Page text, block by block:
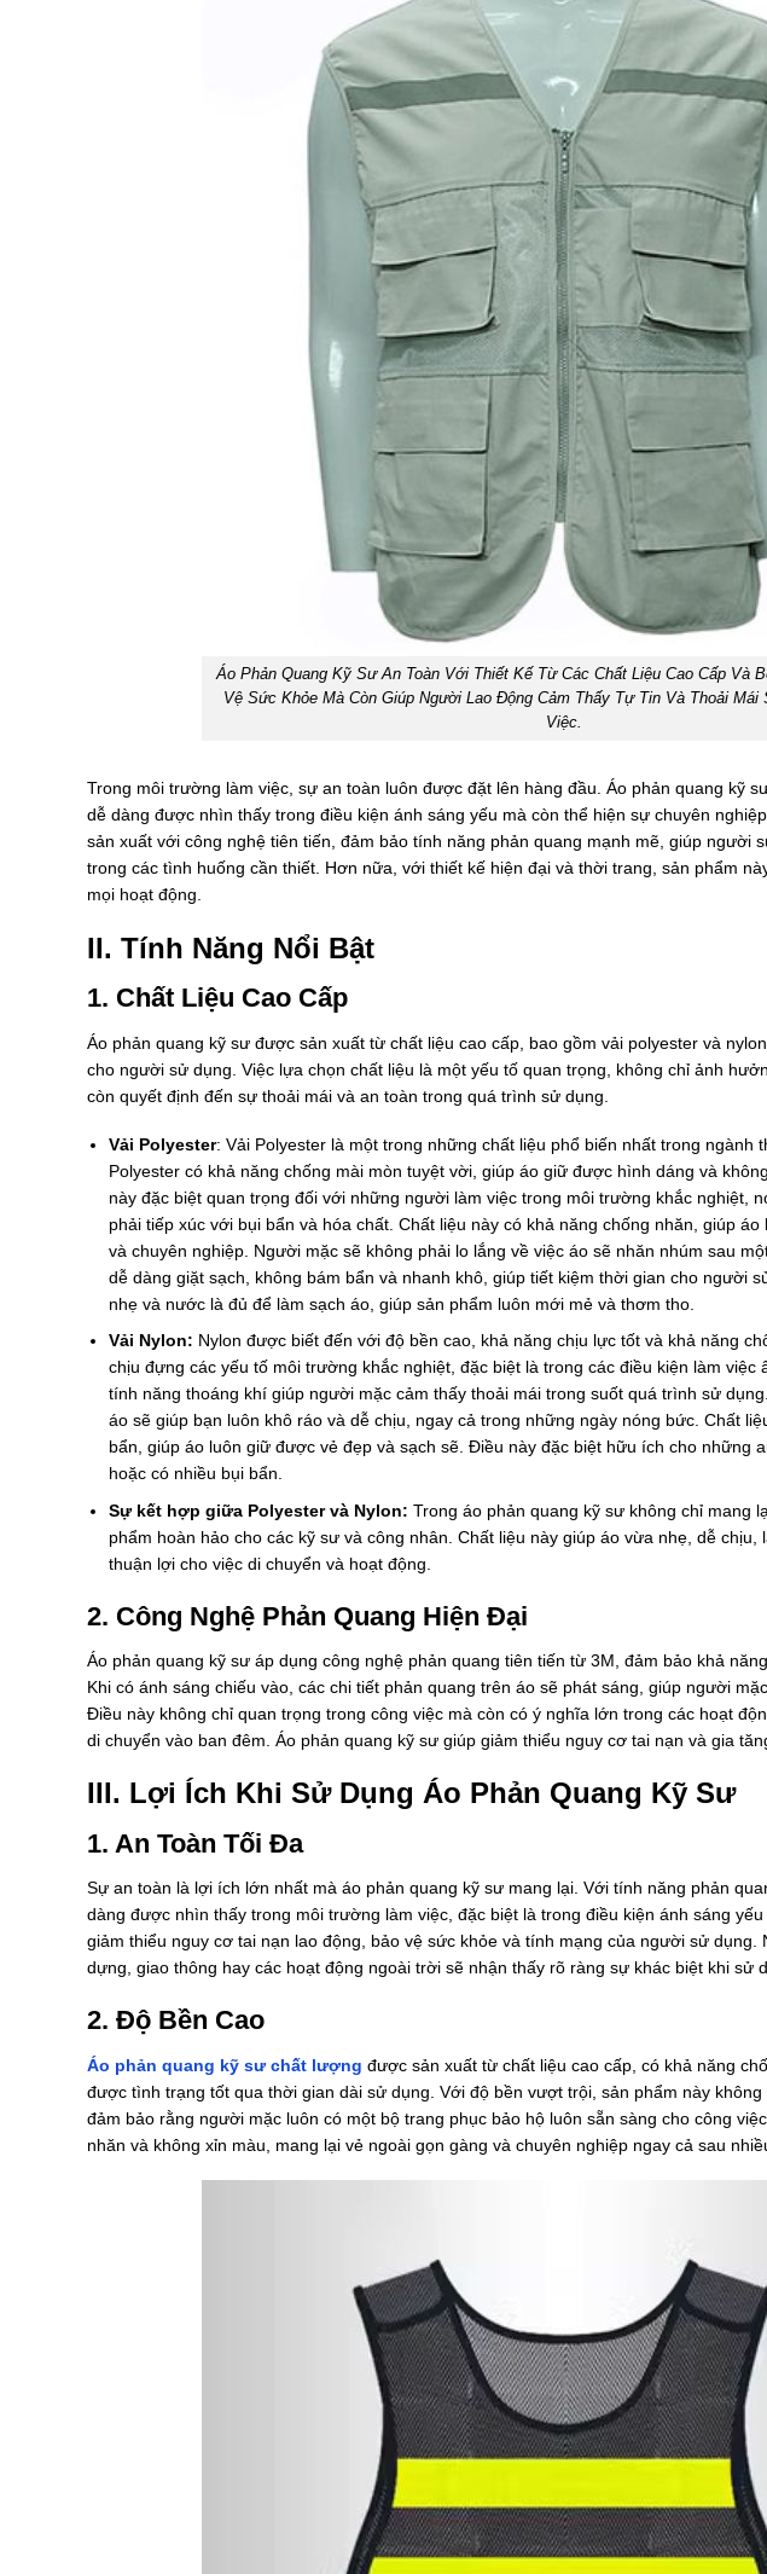
Áo Phản Quang Kỹ Sư An Toàn Với Thiết Kế Từ Các Chất Liệu Cao Cấp Và
Vệ Sức Khỏe Mà Còn Giúp Người Lao Động Cảm Thấy Tự Tin Và Thoải Mái
Việc.
Trong môi trường làm việc, sự an toàn luôn được đặt lên hàng đầu. Áo phản quang kỹ
dễ dàng được nhìn thấy trong điều kiện ánh sáng yếu mà còn thể hiện sự chuyên
sản xuất với công nghệ tiên tiến, đảm bảo tính năng phản quang mạnh mẽ, giúp người
trong các tình huống cần thiết. Hơn nữa, với thiết kế hiện đại và thời trang, sản phẩm
mọi hoạt động.
II. Tính Năng Nổi Bật
1. Chất Liệu Cao Cấp
Áo phản quang kỹ sư được sản xuất từ chất liệu cao cấp, bao gồm vải polyester và
cho người sử dụng. Việc lựa chọn chất liệu là một yếu tố quan trọng, không chỉ ảnh
còn quyết định đến sự thoải mái và an toàn trong quá trình sử dụng.
Vải Polyester: Vải Polyester là một trong những chất liệu phổ biến nhất trong ngành
Polyester có khả năng chống mài mòn tuyệt vời, giúp áo giữ được hình dáng và
này đặc biệt quan trọng đối với những người làm việc trong môi trường khắc nghiệt,
phải tiếp xúc với bụi bẩn và hóa chất. Chất liệu này có khả năng chống nhăn, giúp
và chuyên nghiệp. Người mặc sẽ không phải lo lắng về việc áo sẽ nhăn nhúm sau
dễ dàng giặt sạch, không bám bẩn và nhanh khô, giúp tiết kiệm thời gian cho người
nhẹ và nước là đủ để làm sạch áo, giúp sản phẩm luôn mới mẻ và thơm tho.
Vải Nylon: Nylon được biết đến với độ bền cao, khả năng chịu lực tốt và khả năng
chịu đựng các yếu tố môi trường khắc nghiệt, đặc biệt là trong các điều kiện làm việc
tính năng thoáng khí giúp người mặc cảm thấy thoải mái trong suốt quá trình sử
áo sẽ giúp bạn luôn khô ráo và dễ chịu, ngay cả trong những ngày nóng bức. Chất
bẩn, giúp áo luôn giữ được vẻ đẹp và sạch sẽ. Điều này đặc biệt hữu ích cho những
hoặc có nhiều bụi bẩn.
Sự kết hợp giữa Polyester và Nylon: Trong áo phản quang kỹ sư không chỉ mang
phẩm hoàn hảo cho các kỹ sư và công nhân. Chất liệu này giúp áo vừa nhẹ, dễ chịu,
thuận lợi cho việc di chuyển và hoạt động.
2. Công Nghệ Phản Quang Hiện Đại
Áo phản quang kỹ sư áp dụng công nghệ phản quang tiên tiến từ 3M, đảm bảo khả
Khi có ánh sáng chiếu vào, các chi tiết phản quang trên áo sẽ phát sáng, giúp người
Điều này không chỉ quan trọng trong công việc mà còn có ý nghĩa lớn trong các hoạt
di chuyển vào ban đêm. Áo phản quang kỹ sư giúp giảm thiểu nguy cơ tai nạn và gia
III. Lợi Ích Khi Sử Dụng Áo Phản Quang Kỹ Sư
1. An Toàn Tối Đa
Sự an toàn là lợi ích lớn nhất mà áo phản quang kỹ sư mang lại. Với tính năng phản
dàng được nhìn thấy trong môi trường làm việc, đặc biệt là trong điều kiện ánh sáng
giảm thiểu nguy cơ tai nạn lao động, bảo vệ sức khỏe và tính mạng của người sử dụng.
dựng, giao thông hay các hoạt động ngoài trời sẽ nhận thấy rõ ràng sự khác biệt khi sử
2. Độ Bền Cao
Áo phản quang kỹ sư chất lượng được sản xuất từ chất liệu cao cấp, có khả năng
được tình trạng tốt qua thời gian dài sử dụng. Với độ bền vượt trội, sản phẩm này
đảm bảo rằng người mặc luôn có một bộ trang phục bảo hộ luôn sẵn sàng cho công
nhăn và không xỉn màu, mang lại vẻ ngoài gọn gàng và chuyên nghiệp ngay cả sau